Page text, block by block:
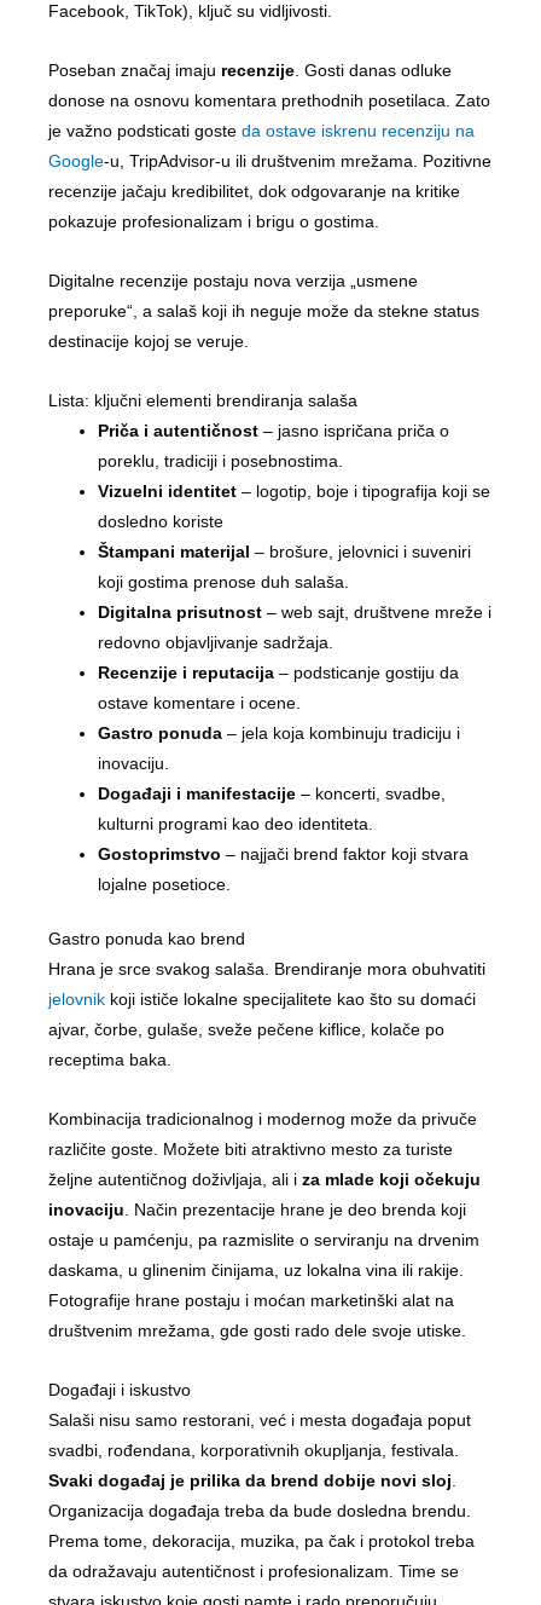
Facebook, TikTok), ključ su vidljivosti.
Poseban značaj imaju recenzije . Gosti danas odluke
donose na osnovu komentara prethodnih posetilaca. Zato
je važno podsticati goste da ostave iskrenu recenziju na
Google-u, TripAdvisor-u ili društvenim mrežama. Pozitivne
recenzije jačaju kredibilitet, dok odgovaranje na kritike
pokazuje profesionalizam i brigu o gostima.
Digitalne recenzije postaju nova verzija „usmene
preporuke“, a salaš koji ih neguje može da stekne status
destinacije kojoj se veruje.
Lista: ključni elementi brendiranja salaša
Priča i autentičnost – jasno ispričana priča o
poreklu, tradiciji i posebnostima.
Vizuelni identitet – logotip, boje i tipografija koji se
dosledno koriste
Štampani materijal – brošure, jelovnici i suveniri
koji gostima prenose duh salaša.
Digitalna prisutnost – web sajt, društvene mreže i
redovno objavljivanje sadržaja.
Recenzije i reputacija – podsticanje gostiju da
ostave komentare i ocene.
Gastro ponuda – jela koja kombinuju tradiciju i
inovaciju.
Događaji i manifestacije – koncerti, svadbe,
kulturni programi kao deo identiteta.
Gostoprimstvo – najjači brend faktor koji stvara
lojalne posetioce.
Gastro ponuda kao brend
Hrana je srce svakog salaša. Brendiranje mora obuhvatiti
jelovnik koji ističe lokalne specijalitete kao što su domaći
ajvar, čorbe, gulaše, sveže pečene kiflice, kolače po
receptima baka.
Kombinacija tradicionalnog i modernog može da privuče
različite goste. Možete biti atraktivno mesto za turiste
željne autentičnog doživljaja, ali i za mlade koji očekuju
inovaciju. Način prezentacije hrane je deo brenda koji
ostaje u pamćenju, pa razmislite o serviranju na drvenim
daskama, u glinenim činijama, uz lokalna vina ili rakije.
Fotografije hrane postaju i moćan marketinški alat na
društvenim mrežama, gde gosti rado dele svoje utiske.
Događaji i iskustvo
Salaši nisu samo restorani, već i mesta događaja poput
svadbi, rođendana, korporativnih okupljanja, festivala.
Svaki događaj je prilika da brend dobije novi sloj
Organizacija događaja treba da bude dosledna brendu.
Prema tome, dekoracija, muzika, pa čak i protokol treba
da odražavaju autentičnost i profesionalizam. Time se